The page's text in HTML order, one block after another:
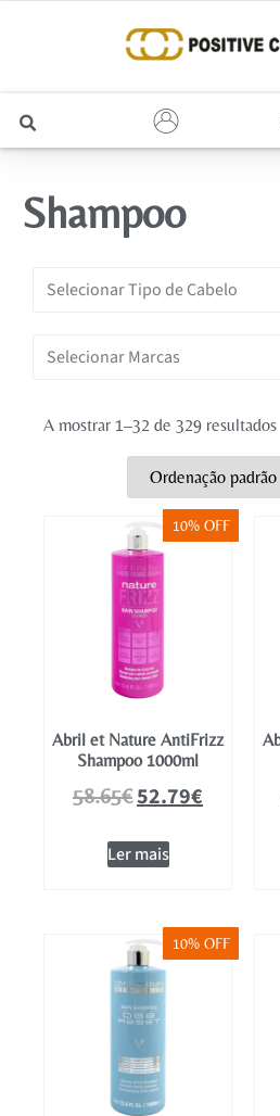
Unhas
Homem
Shampoo
Selecionar Tipo de Cabelo
Selecionar Marcas
A mostrar 1–32 de 329 resultados
10% OFF
Abril et Nature AntiFrizz
Shampoo 1000ml
58.65€52.79€
Ler mais
10% OFF